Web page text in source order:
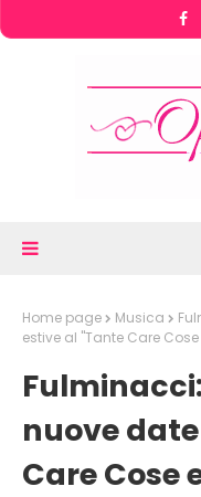
Home page Musica
estive al "Tante Care
nuove
Care Cose